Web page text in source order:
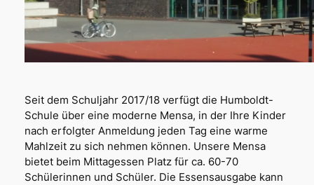
Seit dem Schuljahr 2017/18 verfügt die Humboldt-
Schule über eine moderne Mensa, in der Ihre Kinder
nach erfolgter Anmeldung jeden Tag eine warme
Mahlzeit zu sich nehmen können. Unsere Mensa
bietet beim Mittagessen Platz für ca. 60-70
Schülerinnen und Schüler. Die Essensausgabe kann